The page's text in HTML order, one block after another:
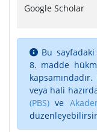
Google Scholar
Bu
8. madde
veya hali
(PBS) ve